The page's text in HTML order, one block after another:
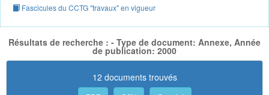
Fascicules du CCTG "travaux" en vigueur
Résultats de recherche : - Type de document: Annexe, Année
de publication: 2000
12 documents trouvés